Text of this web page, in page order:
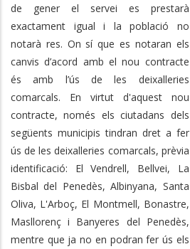
de gener el servei es prestarà
exactament igual i la població no
notarà res. On sí que es notaran els
canvis d’acord amb el nou contracte
és amb l’ús de les deixalleries
comarcals. En virtut d'aquest nou
contracte, només els ciutadans dels
següents municipis tindran dret a fer
ús de les deixalleries comarcals, prèvia
identificació: El Vendrell, Bellvei, La
Bisbal del Penedès, Albinyana, Santa
Oliva, L'Arboç, El Montmell, Bonastre,
Masllorenç i Banyeres del Penedès,
mentre que ja no en podran fer ús els